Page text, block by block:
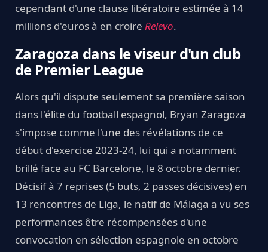
cependant d'une clause libératoire estimée à 14
millions d'euros à en croire Relevo.
Zaragoza dans le viseur d'un club
de Premier League
Alors qu'il dispute seulement sa première saison
dans l'élite du football espagnol, Bryan Zaragoza
s'impose comme l'une des révélations de ce
début d'exercice 2023-24, lui qui a notamment
brillé face au FC Barcelone, le 8 octobre dernier.
Décisif à 7 reprises (5 buts, 2 passes décisives) en
13 rencontres de Liga, le natif de Málaga a vu ses
performances être récompensées d'une
convocation en sélection espagnole en octobre